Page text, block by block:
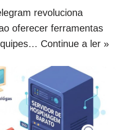
revoluciona
oferecer ferramentas
Continue a ler »